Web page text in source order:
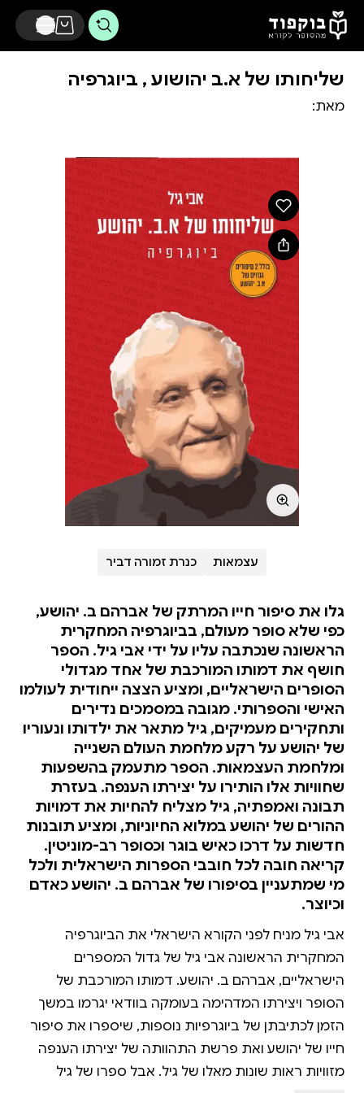
דלג לתוכן הראשי
שליחותו של א.ב יהושוע , ביוגרפיה
מאת:
עצמאות כנרת זמורה דביר
גלו את סיפור חייו המרתק של אברהם ב. יהושע,
כפי שלא סופר מעולם, בביוגרפיה המחקרית
הראשונה שנכתבה עליו על ידי אבי גיל. הספר
חושף את דמותו המורכבת של אחד מגדולי
הסופרים הישראליים, ומציע הצצה ייחודית לעולמו
האישי והספרותי. מגובה במסמכים נדירים
ותחקירים מעמיקים, גיל מתאר את ילדותו ונעוריו
של יהושע על רקע מלחמת העולם השנייה
ומלחמת העצמאות. הספר מתעמק בהשפעות
שחוויות אלו הותירו על יצירתו הענפה. בעזרת
תבונה ואמפתיה, גיל מצליח להחיות את דמויות
ההורים של יהושע במלוא החיוניות, ומציע תובנות
חדשות על דרכו כאיש בוגר וכסופר רב-מוניטין.
קריאה חובה לכל חובבי הספרות הישראלית ולכל
מי שמתעניין בסיפורו של אברהם ב. יהושע כאדם
וכיוצר.
אבי גיל מניח לפני הקורא הישראלי את הביוגרפיה
המחקרית הראשונה אבי גיל של גדול המספרים
הישראליים, אברהם ב. יהושע. דמותו המורכבת של
הסופר ויצירתו המדהימה בעומקה בוודאי יגרמו במשך
הזמן לכתיבתן של ביוגרפיות נוספות, שיספרו את סיפור
חייו של יהושע ואת פרשת התהוותה של יצירתו הענפה
מזוויות ראות שונות מאלו של גיל. אבל ספרו של גיל